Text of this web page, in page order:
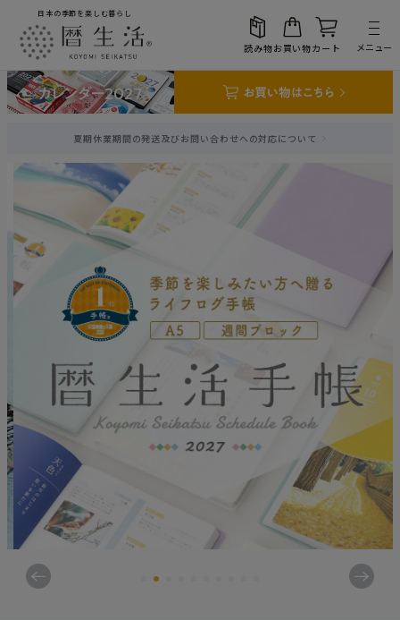
日本の季節を楽しむ暮らし
読み物お買い物カート
新着の読み物はこちら
新着商品
メニュー
商品検索 読み物検索
注目のキーワード
#二十四節気 #何の日
人気の記事
雑節／半夏生
暦とならわし
茅の輪くぐりと人形
2026.07.10
夏期休業期間の発送及びお問い合わせへの対応について